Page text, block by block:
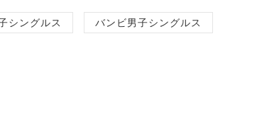
シングルス バンビ男子シングルス